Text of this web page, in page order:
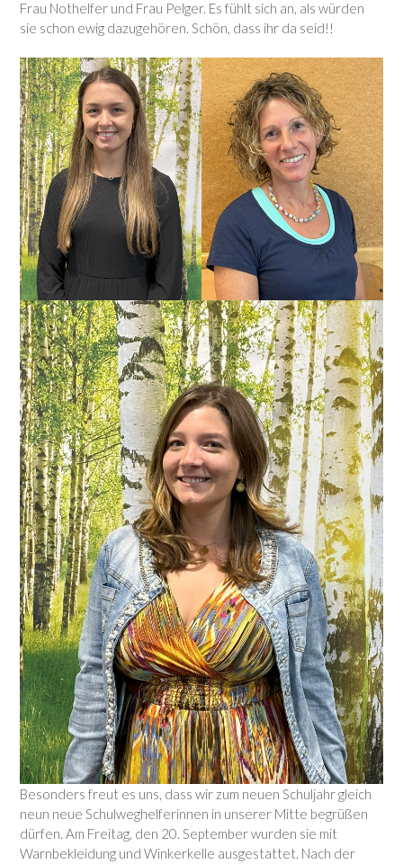
Frau Nothelfer und Frau Pelger. Es fühlt sich an, als würden
sie schon ewig dazugehören. Schön, dass ihr da seid!!
Besonders freut es uns, dass wir zum neuen Schuljahr gleich
neun neue Schulweghelferinnen in unserer Mitte begrüßen
dürfen. Am Freitag, den 20. September wurden sie mit
Warnbekleidung und Winkerkelle ausgestattet. Nach der